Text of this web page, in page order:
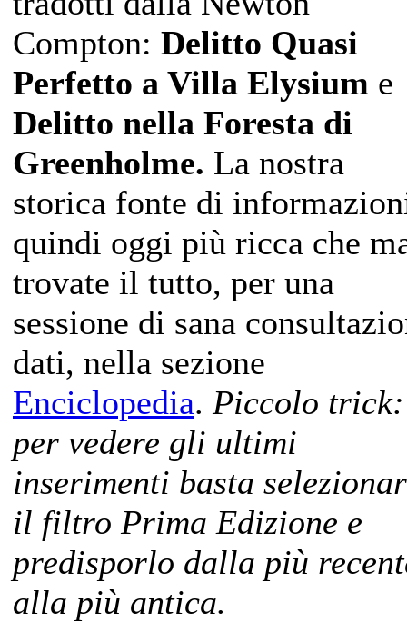
Compton: Delitto Quasi
Perfetto a Villa Elysium e
Delitto nella Foresta di
Greenholme. La nostra
storica fonte di
quindi oggi più ricca che
trovate il tutto, per una
sessione di sana
dati, nella sezione
Enciclopedia. Piccolo trick:
per vedere gli ultimi
inserimenti basta
il filtro Prima Edizione e
predisporlo dalla più
alla più antica.